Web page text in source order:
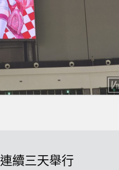
續三天舉行